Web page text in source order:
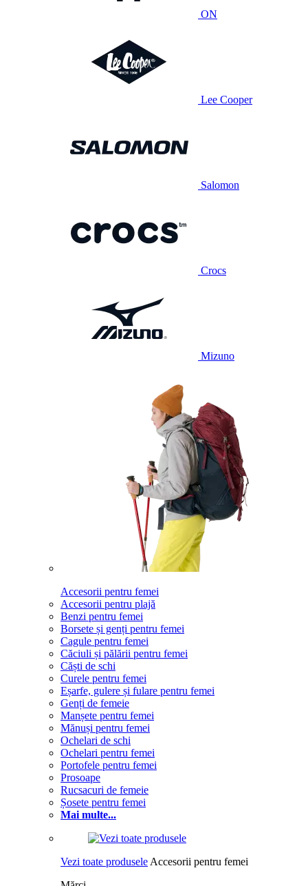
ON
Lee Cooper
Salomon
Crocs
Mizuno
Accesorii pentru femei
Accesorii pentru plajă
Benzi pentru femei
Borsete și genți pentru femei
Cagule pentru femei
Căciuli și pălării pentru femei
Căști de schi
Curele pentru femei
Eșarfe, gulere și fulare pentru femei
Genți de femeie
Manșete pentru femei
Mănuși pentru femei
Ochelari de schi
Ochelari pentru femei
Portofele pentru femei
Prosoape
Rucsacuri de femeie
Șosete pentru femei
Mai multe...
Vezi toate produsele Accesorii pentru femei